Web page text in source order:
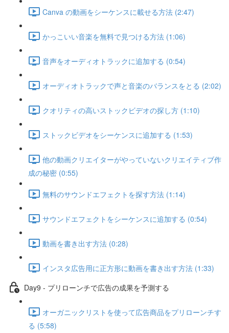
Canva の動画をシーケンスに載せる方法 (2:47)
かっこいい音楽を無料で見つける方法 (1:06)
音声をオーディオトラックに追加する (0:54)
オーディオトラックで声と音楽のバランスをとる (2:02)
クオリティの高いストックビデオの探し方 (1:10)
ストックビデオをシーケンスに追加する (1:53)
他の動画クリエイターがやっていないクリエイティブ作
成の秘密 (0:55)
無料のサウンドエフェクトを探す方法 (1:14)
サウンドエフェクトをシーケンスに追加する (0:54)
動画を書き出す方法 (0:28)
インスタ広告用に正方形に動画を書き出す方法 (1:33)
Day9 - プリローンチで広告の成果を予測する
オーガニックリストを使って広告商品をプリローンチす
る (5:58)